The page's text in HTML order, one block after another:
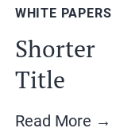
WHITE PAPERS
Shorter
Title
Read More →